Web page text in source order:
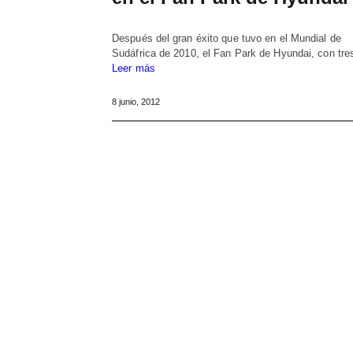
Después del gran éxito que tuvo en el Mundial de
Sudáfrica de 2010, el Fan Park de Hyundai, con
Leer más
8 junio, 2012